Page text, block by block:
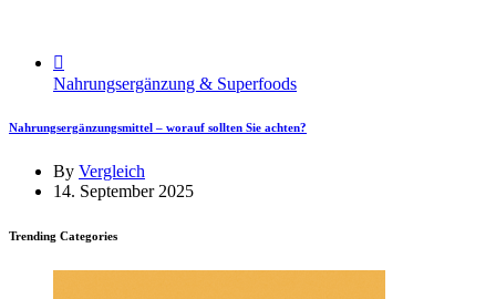
Nahrungsergänzung & Superfoods
Nahrungsergänzungsmittel – worauf sollten Sie achten?
By Vergleich
14. September 2025
Trending Categories